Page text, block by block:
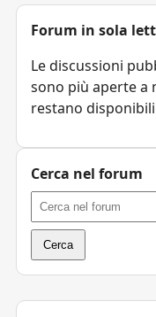
Forum in sola
Le discussioni
sono più aperte a
restano
Cerca nel forum
Cerca